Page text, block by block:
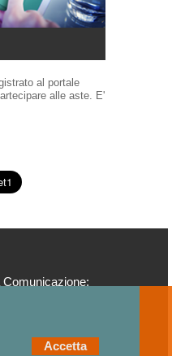
al portale
alle aste. E'
Accetta